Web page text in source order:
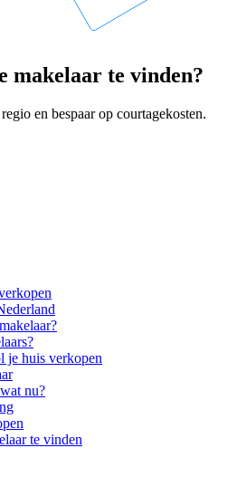
makelaar te vinden?
en bespaar op courtagekosten.
je huis verkopen
nu?
te vinden